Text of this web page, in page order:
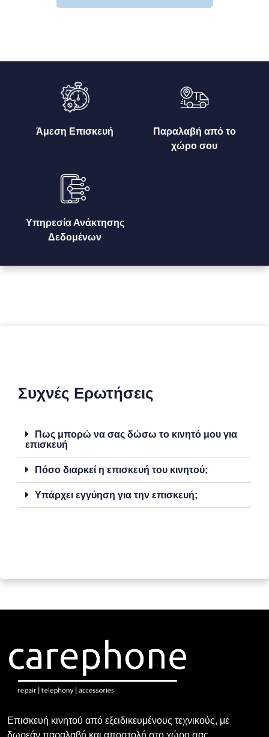
Άμεση Επισκευή
Παραλαβή από το
χώρο σου
Υπηρεσία Ανάκτησης
Δεδομένων
Συχνές Ερωτήσεις
Πως μπορώ να σας δώσω το κινητό μου για
επισκευή
Πόσο διαρκεί η επισκευή του κινητού;
Υπάρχει εγγύηση για την επισκευή;
Επισκευή κινητού από εξειδικευμένους τεχνικούς, με